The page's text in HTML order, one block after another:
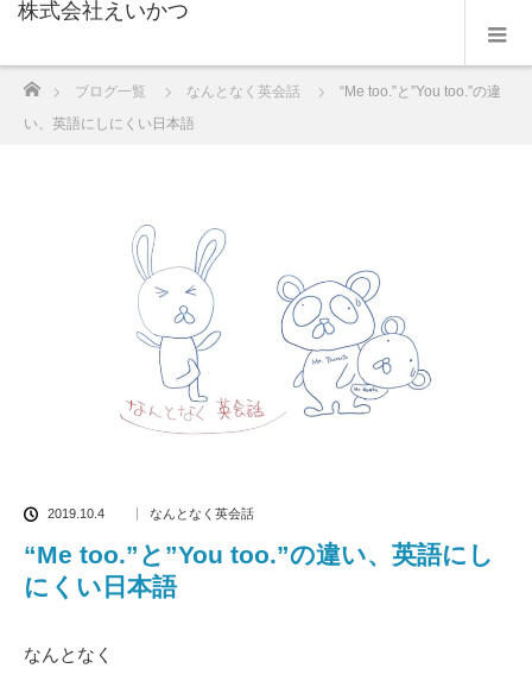
株式会社えいかつ
ブログ一覧 なんとなく英会話
“Me too.”と”You too.”の違
い、英語にしにくい日本語
2019.10.4 なんとなく英会話
“Me too.”と”You too.”の違い、英語にし
にくい日本語
なんとなく